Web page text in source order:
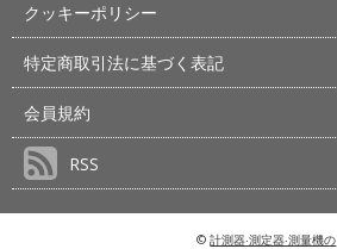
クッキーポリシー
特定商取引法に基づく表記
会員規約
RSS
©計測器‧測定器‧測量機の